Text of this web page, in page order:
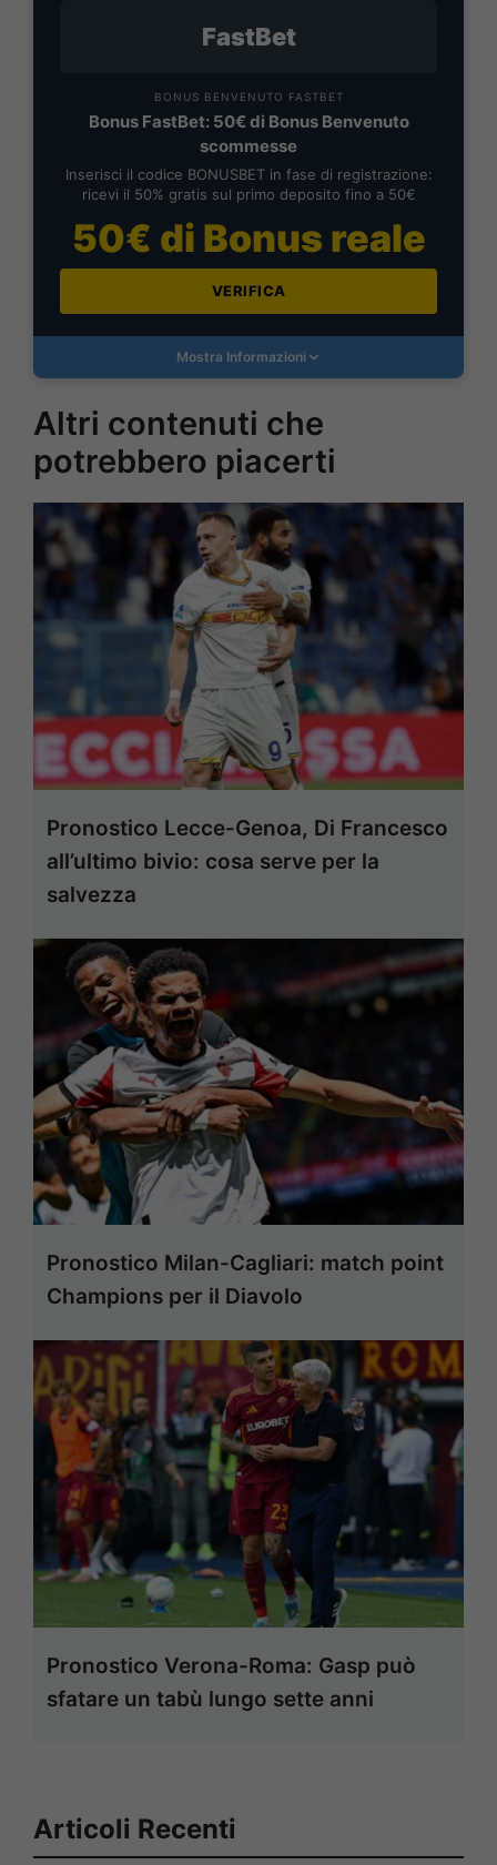
FastBet
BONUS BENVENUTO FASTBET
Bonus FastBet: 50€ di Bonus Benvenuto
scommesse
Inserisci il codice BONUSBET in fase di registrazione:
ricevi il 50% gratis sul primo deposito fino a 50€
50€ di Bonus reale
VERIFICA
Mostra Informazioni
Altri contenuti che
potrebbero piacerti
Pronostico Lecce-Genoa, Di Francesco
all’ultimo bivio: cosa serve per la
salvezza
Pronostico Milan-Cagliari: match point
Champions per il Diavolo
Pronostico Verona-Roma: Gasp può
sfatare un tabù lungo sette anni
Articoli Recenti